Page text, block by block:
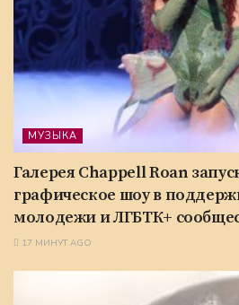
МУЗЫКА
Галерея Chappell Roan
графическое шоу в
молодежи и ЛГБТК+
17 МИНУТ AGO